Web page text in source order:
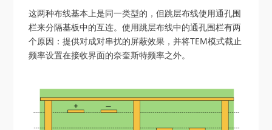
这两种布线基本上是同一类型的，但跳层布线使用通孔围
栏来分隔基板中的互连。使用跳层布线中的通孔围栏有两
个原因：提供对成对串扰的屏蔽效果，并将TEM模式截止
频率设置在接收界面的奈奎斯特频率之外。